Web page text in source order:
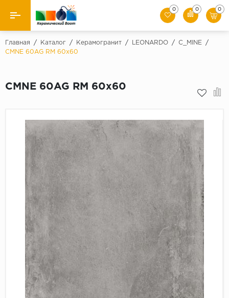
Назад
Керамическая плитка
Мозаики
Искусственный камень
0 0 0
Главная / Каталог / Керамогранит / LEONARDO / C_MINE
/
CMNE 60AG RM 60x60
CMNE 60AG RM 60x60